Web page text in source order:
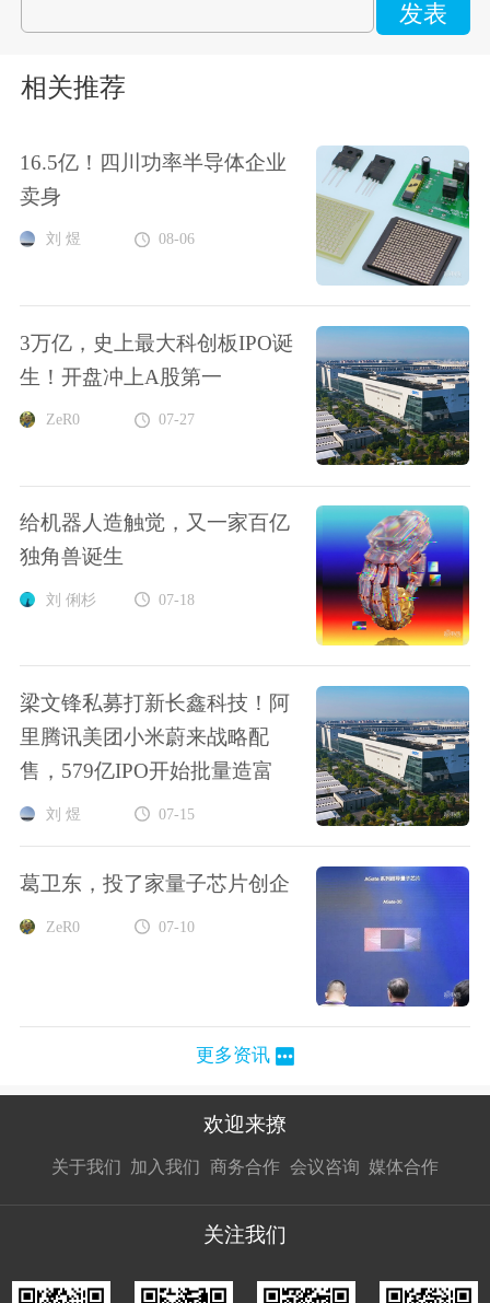
发表
相关推荐
16.5亿！四川功率半导体企业
卖身
刘 煜 08-06
3万亿，史上最大科创板IPO诞
生！开盘冲上A股第一
ZeR0 07-27
给机器人造触觉，又一家百亿
独角兽诞生
刘 俐杉 07-18
梁文锋私募打新长鑫科技！阿
里腾讯美团小米蔚来战略配
售，579亿IPO开始批量造富
刘 煜 07-15
葛卫东，投了家量子芯片创企
ZeR0 07-10
更多资讯
欢迎来撩
关于我们 加入我们
接扔简历
商务合作
接开聊
会议咨询 媒体合作
接开聊
关注我们